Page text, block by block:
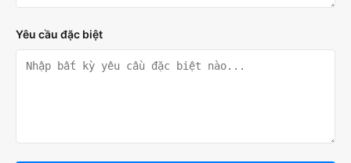
Yêu cầu đặc biệt